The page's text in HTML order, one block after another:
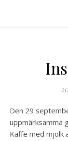
Den 29
uppmärksamma
Kaffe med mjölk